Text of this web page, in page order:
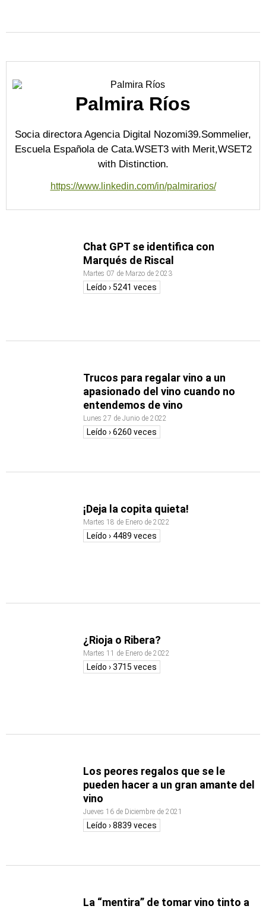
Palmira Ríos
Socia directora Agencia Digital Nozomi39.Sommelier,
Escuela Española de Cata.WSET3 with Merit,WSET2
with Distinction.
https://www.linkedin.com/in/palmirarios/
Chat GPT se identifica con
Marqués de Riscal
Martes 07 de Marzo de 2023
Leído › 5241 veces
Trucos para regalar vino a un
apasionado del vino cuando no
entendemos de vino
Lunes 27 de Junio de 2022
Leído › 6260 veces
¡Deja la copita quieta!
Martes 18 de Enero de 2022
Leído › 4489 veces
¿Rioja o Ribera?
Martes 11 de Enero de 2022
Leído › 3715 veces
Los peores regalos que se le
pueden hacer a un gran amante del
vino
Jueves 16 de Diciembre de 2021
Leído › 8839 veces
La “mentira” de tomar vino tinto a